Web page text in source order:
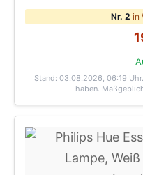
Nr. 2 in
Stand: 03.08.2026, 06:19 Uhr
haben.